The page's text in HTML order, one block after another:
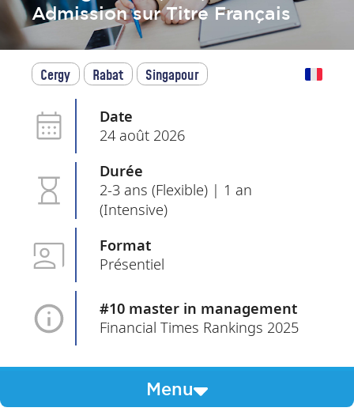
Admission sur Titre Français
Cergy Rabat Singapour
Date
24 août 2026
Durée
2-3 ans (Flexible) | 1 an
(Intensive)
Format
Présentiel
#10 master in management
Financial Times Rankings 2025
Menu